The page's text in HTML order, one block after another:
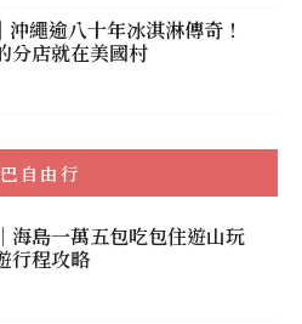
繩逾八十年冰淇淋傳奇！
分店就在美國村
自由行
海島一萬五包吃包住遊山玩
行程攻略